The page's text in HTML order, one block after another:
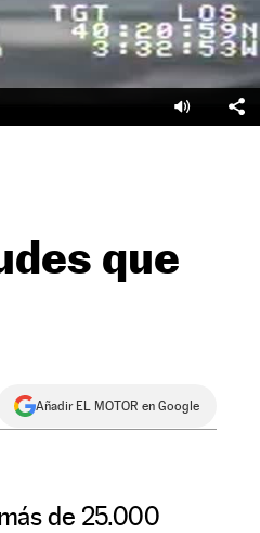
que
Añadir EL MOTOR en Google
de 25.000